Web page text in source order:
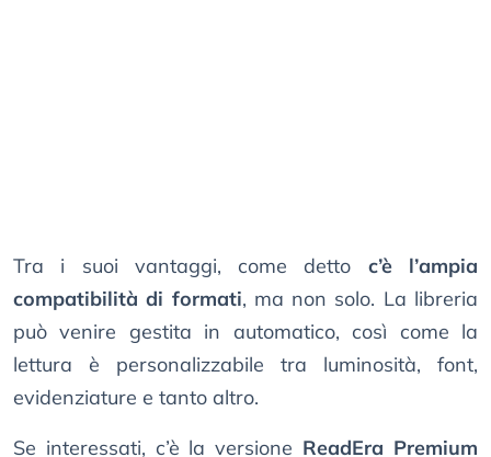
Tra i suoi vantaggi, come detto c’è l’ampia
compatibilità di formati, ma non solo. La libreria
può venire gestita in automatico, così come la
lettura è personalizzabile tra luminosità, font,
evidenziature e tanto altro.
Se interessati, c’è la versione ReadEra Premium